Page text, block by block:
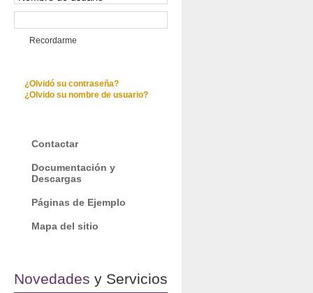
Recordarme
¿Olvidó su contraseña?
¿Olvido su nombre de usuario?
Contactar
Documentación y
Descargas
Páginas de Ejemplo
Mapa del sitio
Novedades y Servicios